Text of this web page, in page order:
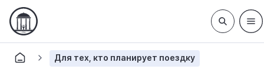
Для тех, кто планирует поездку